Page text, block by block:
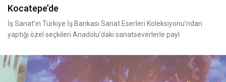
Kocatepe’de
İş Sanat’ın Türkiye İş Bankası Sanat Eserleri Koleksiyonu’ndan
yaptığı özel seçkileri Anadolu’daki sanatseverlerle payl